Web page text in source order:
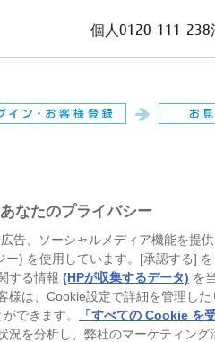
個人 0120-111-238
あなたのプライバシー
告、ソーシャルメディア機能を提
) を使用しています。[承認する]
する情報 (HPが収集するデータ) を
は、Cookie設定で詳細を管理した
できます。 「すべての Cookie を
況を分析し、弊社のマーケティン